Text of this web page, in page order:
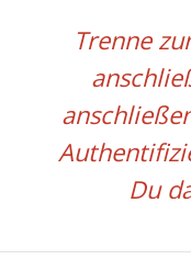
Trenne
Du